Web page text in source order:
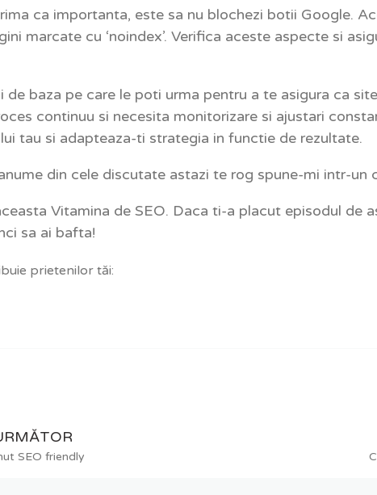
ca importanta, este sa nu blochezi botii Google.
marcate cu ‘noindex’. Verifica aceste aspecte si
de baza pe care le poti urma pentru a te asigura ca
continuu si necesita monitorizare si ajustari
tau si adapteaza-ti strategia in functie de rezultate.
din cele discutate astazi te rog spune-mi intr-un
Vitamina de SEO. Daca ti-a placut episodul de
sa ai bafta!
prietenilor tăi:
SEO friendly